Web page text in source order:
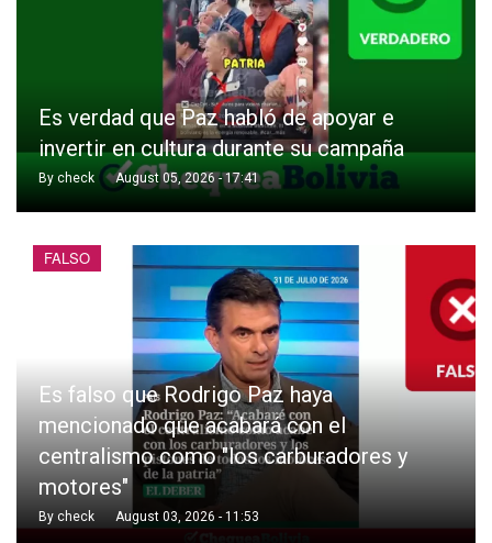
Es verdad que Paz habló de apoyar e
invertir en cultura durante su campaña
By check August 05, 2026 - 17:41
FALSO
Es falso que Rodrigo Paz haya
mencionado que acabará con el
centralismo como "los carburadores y
motores"
By check August 03, 2026 - 11:53